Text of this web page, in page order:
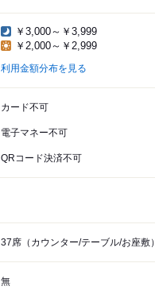
￥3,000～￥3,999
￥2,000～￥2,999
利用金額分布を見る
カード不可
電子マネー不可
QRコード決済不可
37席（カウンター/テーブル/お座敷）
無